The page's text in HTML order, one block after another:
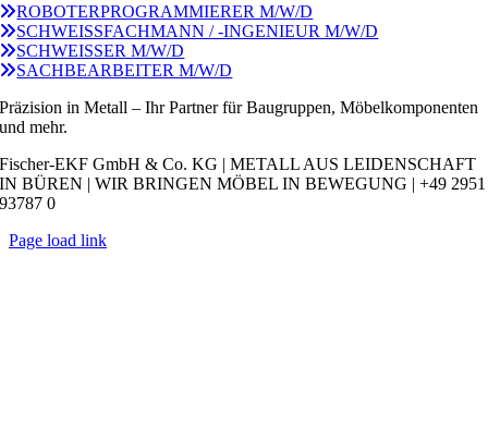
ROBOTERPROGRAMMIERER M/W/D
SCHWEISSFACHMANN / -INGENIEUR M/W/D
SCHWEISSER M/W/D
SACHBEARBEITER M/W/D
Präzision in Metall – Ihr Partner für Baugruppen, Möbelkomponenten
und mehr.
Fischer-EKF GmbH & Co. KG | METALL AUS LEIDENSCHAFT
IN BÜREN | WIR BRINGEN MÖBEL IN BEWEGUNG | +49 2951
93787 0
Page load link